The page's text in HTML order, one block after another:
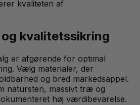
kvalitetssikring
er afgørende for optimal
Vælg materialer, der
og bred markedsappel.
natursten, massivt træ og
høj værdibevarelse.